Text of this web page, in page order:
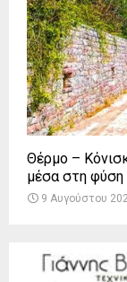
Θέρμο –
μέσα στη φύση
9 Αυγούστου